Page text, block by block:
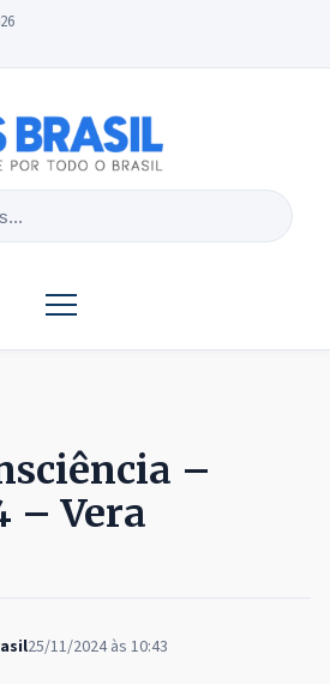
–
– Vera
25/11/2024 às 10:43